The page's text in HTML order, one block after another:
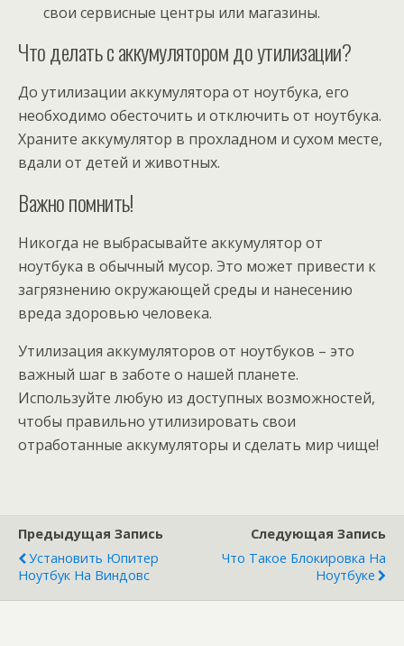
свои сервисные центры или магазины.
Что делать с аккумулятором до утилизации?
До утилизации аккумулятора от ноутбука, его
необходимо обесточить и отключить от ноутбука.
Храните аккумулятор в прохладном и сухом месте,
вдали от детей и животных.
Важно помнить!
Никогда не выбрасывайте аккумулятор от
ноутбука в обычный мусор. Это может привести к
загрязнению окружающей среды и нанесению
вреда здоровью человека.
Утилизация аккумуляторов от ноутбуков – это
важный шаг в заботе о нашей планете.
Используйте любую из доступных возможностей,
чтобы правильно утилизировать свои
отработанные аккумуляторы и сделать мир чище!
Предыдущая Запись
Установить Юпитер
Ноутбук На Виндовс
Следующая Запись
Что Такое Блокировка На
Ноутбуке